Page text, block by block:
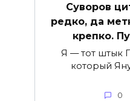
Суворов
редко, да
крепко.
Я — тот штык
который
0